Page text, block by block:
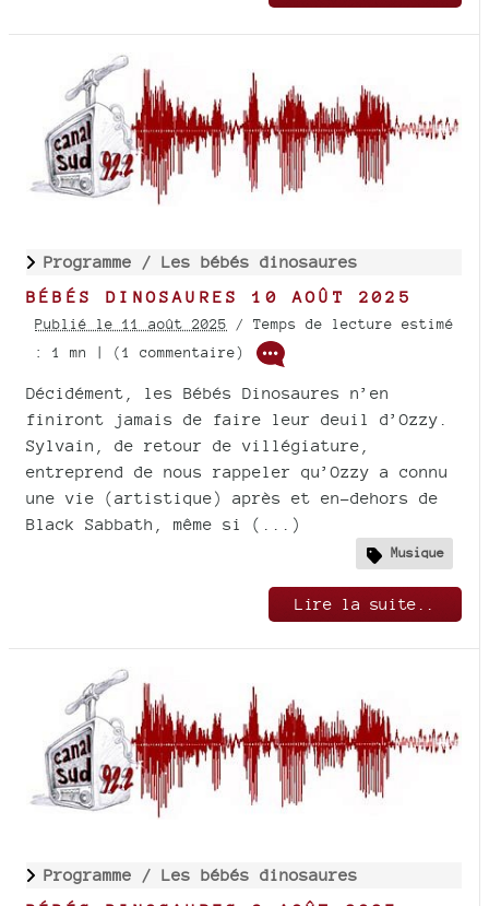
Programme / Les bébés dinosaures
BÉBÉS DINOSAURES 10 AOÛT 2025
Publié le 11 août 2025 / Temps de lecture estimé
: 1 mn | (1 commentaire)
Décidément, les Bébés Dinosaures n’en
finiront jamais de faire leur deuil d’Ozzy.
Sylvain, de retour de villégiature,
entreprend de nous rappeler qu’Ozzy a connu
une vie (artistique) après et en-dehors de
Black Sabbath, même si (...)
Musique
Lire la suite..
Programme / Les bébés dinosaures